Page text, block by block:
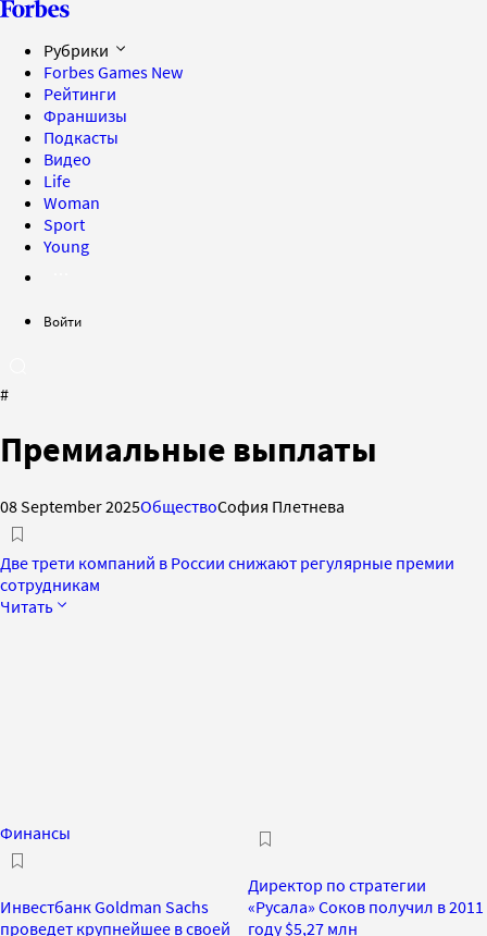
Рубрики
Forbes Games New
Рейтинги
Франшизы
Подкасты
Видео
Life
Woman
Sport
Young
Войти
#
Премиальные выплаты
08 September 2025ОбществоСофия Плетнева
Две трети компаний в России снижают регулярные премии
сотрудникам
Читать
Финансы
Инвестбанк Goldman Sachs
проведет крупнейшее в своей
Директор по стратегии
«Русала» Соков получил в 2011
году $5,27 млн